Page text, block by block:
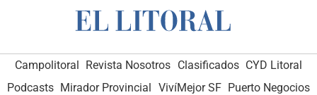
Campolitoral Revista Nosotros Clasificados CYD Litoral
Podcasts Mirador Provincial VivíMejor SF Puerto Negocios